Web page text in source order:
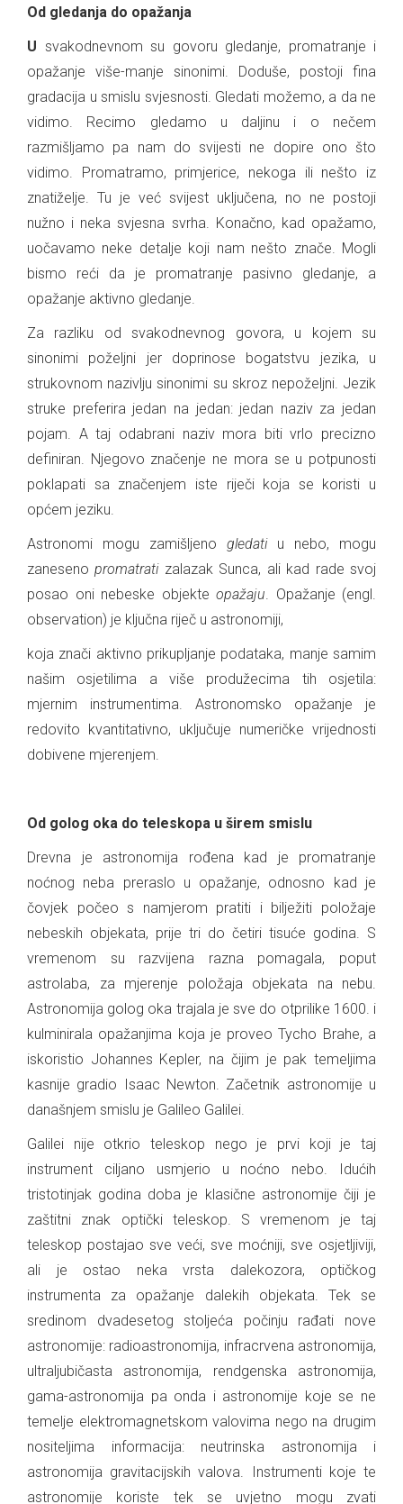
Od gledanja do opažanja
U svakodnevnom su govoru gledanje, promatranje i
opažanje više-manje sinonimi. Doduše, postoji fina
gradacija u smislu svjesnosti. Gledati možemo, a da ne
vidimo. Recimo gledamo u daljinu i o nečem
razmišljamo pa nam do svijesti ne dopire ono što
vidimo. Promatramo, primjerice, nekoga ili nešto iz
znatiželje. Tu je već svijest uključena, no ne postoji
nužno i neka svjesna svrha. Konačno, kad opažamo,
uočavamo neke detalje koji nam nešto znače. Mogli
bismo reći da je promatranje pasivno gledanje, a
opažanje aktivno gledanje.
Za razliku od svakodnevnog govora, u kojem su
sinonimi poželjni jer doprinose bogatstvu jezika, u
strukovnom nazivlju sinonimi su skroz nepoželjni. Jezik
struke preferira jedan na jedan: jedan naziv za jedan
pojam. A taj odabrani naziv mora biti vrlo precizno
definiran. Njegovo značenje ne mora se u potpunosti
poklapati sa značenjem iste riječi koja se koristi u
općem jeziku.
Astronomi mogu zamišljeno gledatiu nebo, mogu
zanesenopromatratizalazak Sunca, ali kad rade svoj
posao oni nebeske objekte opažaju. Opažanje (engl.
observation) je ključna riječ u astronomiji,
koja znači aktivno prikupljanje podataka, manje samim
našim osjetilima a više produžecima tih osjetila:
mjernim instrumentima. Astronomsko opažanje je
redovito kvantitativno, uključuje numeričke vrijednosti
dobivene mjerenjem.
Od golog oka do teleskopa u širem smislu
Drevna je astronomija rođena kad je promatranje
noćnog neba preraslo u opažanje, odnosno kad je
čovjek počeo s namjerom pratiti i bilježiti položaje
nebeskih objekata, prije tri do četiri tisuće godina. S
vremenom su razvijena razna pomagala, poput
astrolaba, za mjerenje položaja objekata na nebu.
Astronomija golog oka trajala je sve do otprilike 1600. i
kulminirala opažanjima koja je proveo Tycho Brahe, a
iskoristio Johannes Kepler, na čijim je pak temeljima
kasnije gradio Isaac Newton. Začetnik astronomije u
današnjem smislu je Galileo Galilei.
Galilei nije otkrio teleskop nego je prvi koji je taj
instrument ciljano usmjerio u noćno nebo. Idućih
tristotinjak godina doba je klasične astronomije čiji je
zaštitni znak optički teleskop. S vremenom je taj
teleskop postajao sve veći, sve moćniji, sve osjetljiviji,
ali je ostao neka vrsta dalekozora, optičkog
instrumenta za opažanje dalekih objekata. Tek se
sredinom dvadesetog stoljeća počinju rađati nove
astronomije: radioastronomija, infracrvena astronomija,
ultraljubičasta astronomija, rendgenska astronomija,
gama-astronomija pa onda i astronomije koje se ne
temelje elektromagnetskom valovima nego na drugim
nositeljima informacija: neutrinska astronomija i
astronomija gravitacijskih valova. Instrumenti koje te
astronomije koriste tek se uvjetno mogu zvati